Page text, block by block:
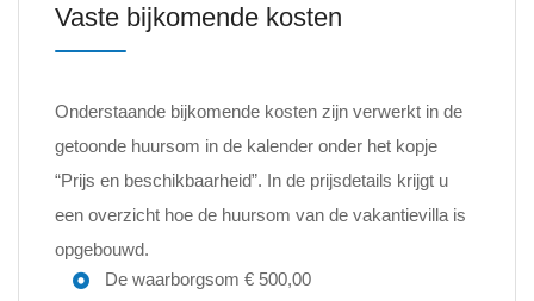
Vaste bijkomende kosten
Onderstaande bijkomende kosten zijn verwerkt in de
getoonde huursom in de kalender onder het kopje
“Prijs en beschikbaarheid”. In de prijsdetails krijgt u
een overzicht hoe de huursom van de vakantievilla is
opgebouwd.
De waarborgsom € 500,00